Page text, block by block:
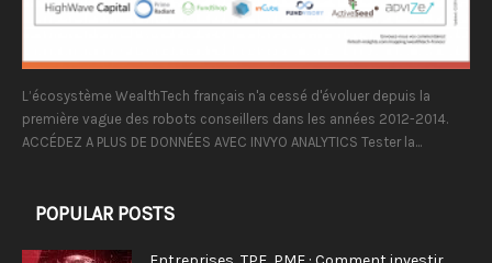
L’écosystème WealthTech français n'a cessé d'évoluer depuis la
première vague des robots conseillers dans les années 2012-2014.
ACCÉDEZ A PLUS DE DONNÉES AVEC INVYO ANALYTICS Tester la...
POPULAR POSTS